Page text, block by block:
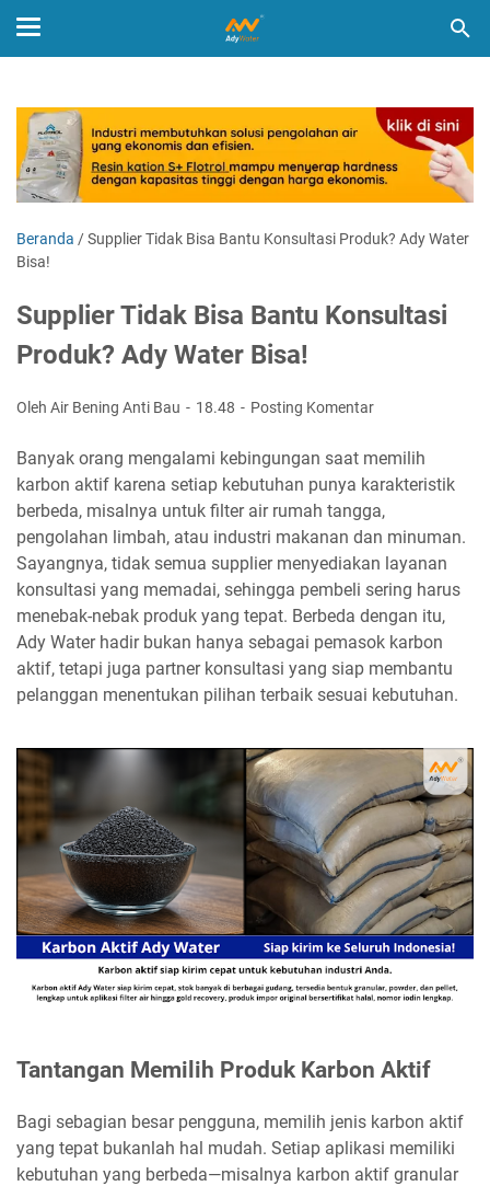
Beranda /Supplier Tidak Bisa Bantu Konsultasi Produk? Ady Water
Bisa!
Supplier Tidak Bisa Bantu Konsultasi
Produk? Ady Water Bisa!
Oleh Air Bening Anti Bau 18.48 Posting Komentar
Banyak orang mengalami kebingungan saat memilih
karbon aktif karena setiap kebutuhan punya karakteristik
berbeda, misalnya untuk filter air rumah tangga,
pengolahan limbah, atau industri makanan dan minuman.
Sayangnya, tidak semua supplier menyediakan layanan
konsultasi yang memadai, sehingga pembeli sering harus
menebak-nebak produk yang tepat. Berbeda dengan itu,
Ady Water hadir bukan hanya sebagai pemasok karbon
aktif, tetapi juga partner konsultasi yang siap membantu
pelanggan menentukan pilihan terbaik sesuai kebutuhan.
Tantangan Memilih Produk Karbon Aktif
Bagi sebagian besar pengguna, memilih jenis karbon aktif
yang tepat bukanlah hal mudah. Setiap aplikasi memiliki
kebutuhan yang berbeda—misalnya karbon aktif granular